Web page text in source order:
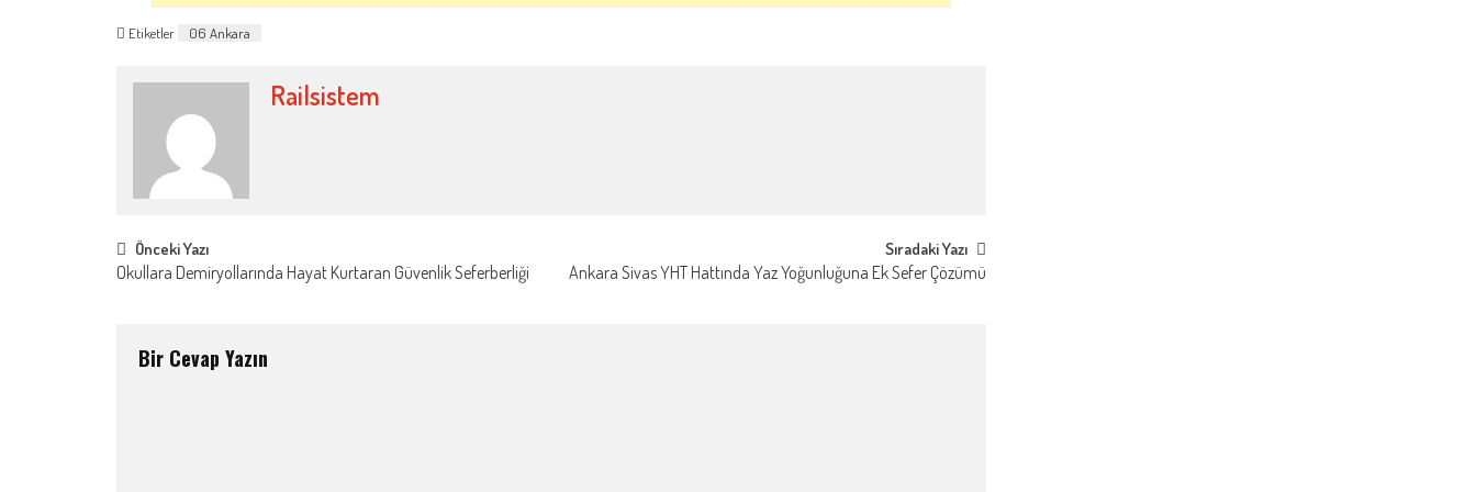
Etiketler 06 Ankara
Railsistem
Post
navigation
Önceki Yazı
Okullara Demiryollarında Hayat Kurtaran Güvenlik Seferberliği
Sıradaki Yazı
Ankara Sivas YHT Hattında Yaz Yoğunluğuna Ek Sefer Çözümü
Bir Cevap Yazın